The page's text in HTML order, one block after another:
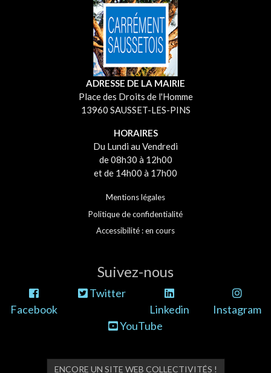
ADRESSE DE LA MAIRIE
Place des Droits de l'Homme
13960 SAUSSET-LES-PINS
HORAIRES
Du Lundi au Vendredi
de 08h30 à 12h00
et de 14h00 à 17h00
Mentions légales
Politique de confidentialité
Accessibilité : en cours
Suivez-nous
Facebook
Twitter
Linkedin
Instagram
YouTube
ENCORE UN SITE WEB COLLECTIVITÉS !